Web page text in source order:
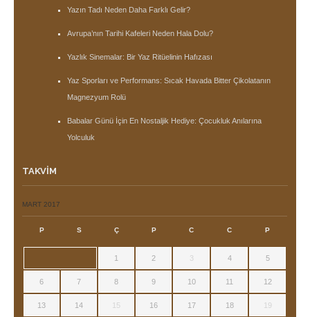
Yazın Tadı Neden Daha Farklı Gelir?
Avrupa’nın Tarihi Kafeleri Neden Hala Dolu?
Yazlık Sinemalar: Bir Yaz Ritüelinin Hafızası
Yaz Sporları ve Performans: Sıcak Havada Bitter Çikolatanın
Magnezyum Rolü
Babalar Günü İçin En Nostaljik Hediye: Çocukluk Anılarına
Yolculuk
TAKVIM
MART 2017
P S Ç P C C P
1 2 3 4 5
6 7 8 9 10 11 12
13 14 15 16 17 18 19